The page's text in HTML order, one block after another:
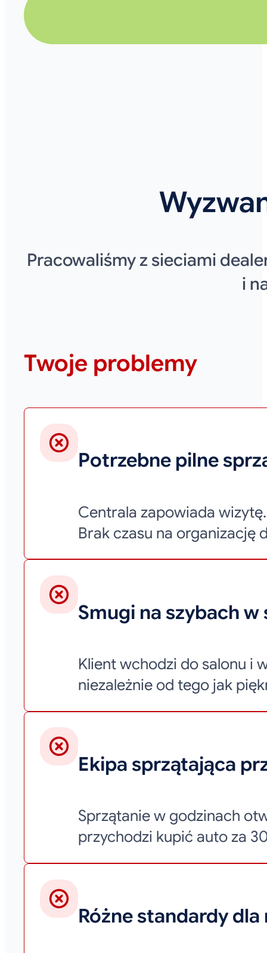
Pracowaliśmy z sieciami
i
Twoje problemy
Potrzebne pilne
Centrala zapowiada
Brak czasu na organizację
Smugi na szybach w
Klient wchodzi do salonu i
niezależnie od tego jak
Ekipa sprzątająca
Sprzątanie w godzinach
przychodzi kupić auto za
Różne standardy